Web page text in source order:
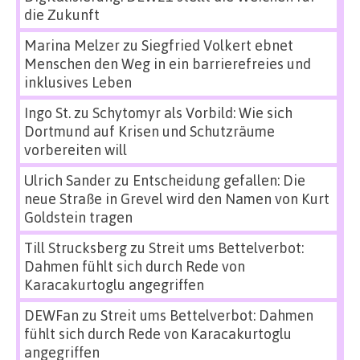
die Zukunft
Marina Melzerzu Siegfried Volkert ebnet
Menschen den Weg in ein barrierefreies und
inklusives Leben
Ingo St.zu Schytomyr als Vorbild: Wie sich
Dortmund auf Krisen und Schutzräume
vorbereiten will
Ulrich Sanderzu Entscheidung gefallen: Die
neue Straße in Grevel wird den Namen von Kurt
Goldstein tragen
Till Strucksbergzu Streit ums Bettelverbot:
Dahmen fühlt sich durch Rede von
Karacakurtoglu angegriffen
DEWFan zu Streit ums Bettelverbot: Dahmen
fühlt sich durch Rede von Karacakurtoglu
angegriffen